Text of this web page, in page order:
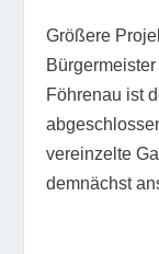
Größere
Föhrenau ist
vereinzelte
demnächst